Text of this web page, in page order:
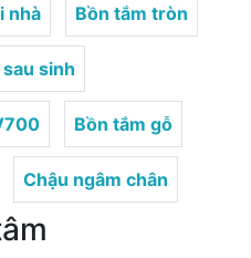
nhà Bồn tắm tròn
sinh
Bồn tắm gỗ
Chậu ngâm chân